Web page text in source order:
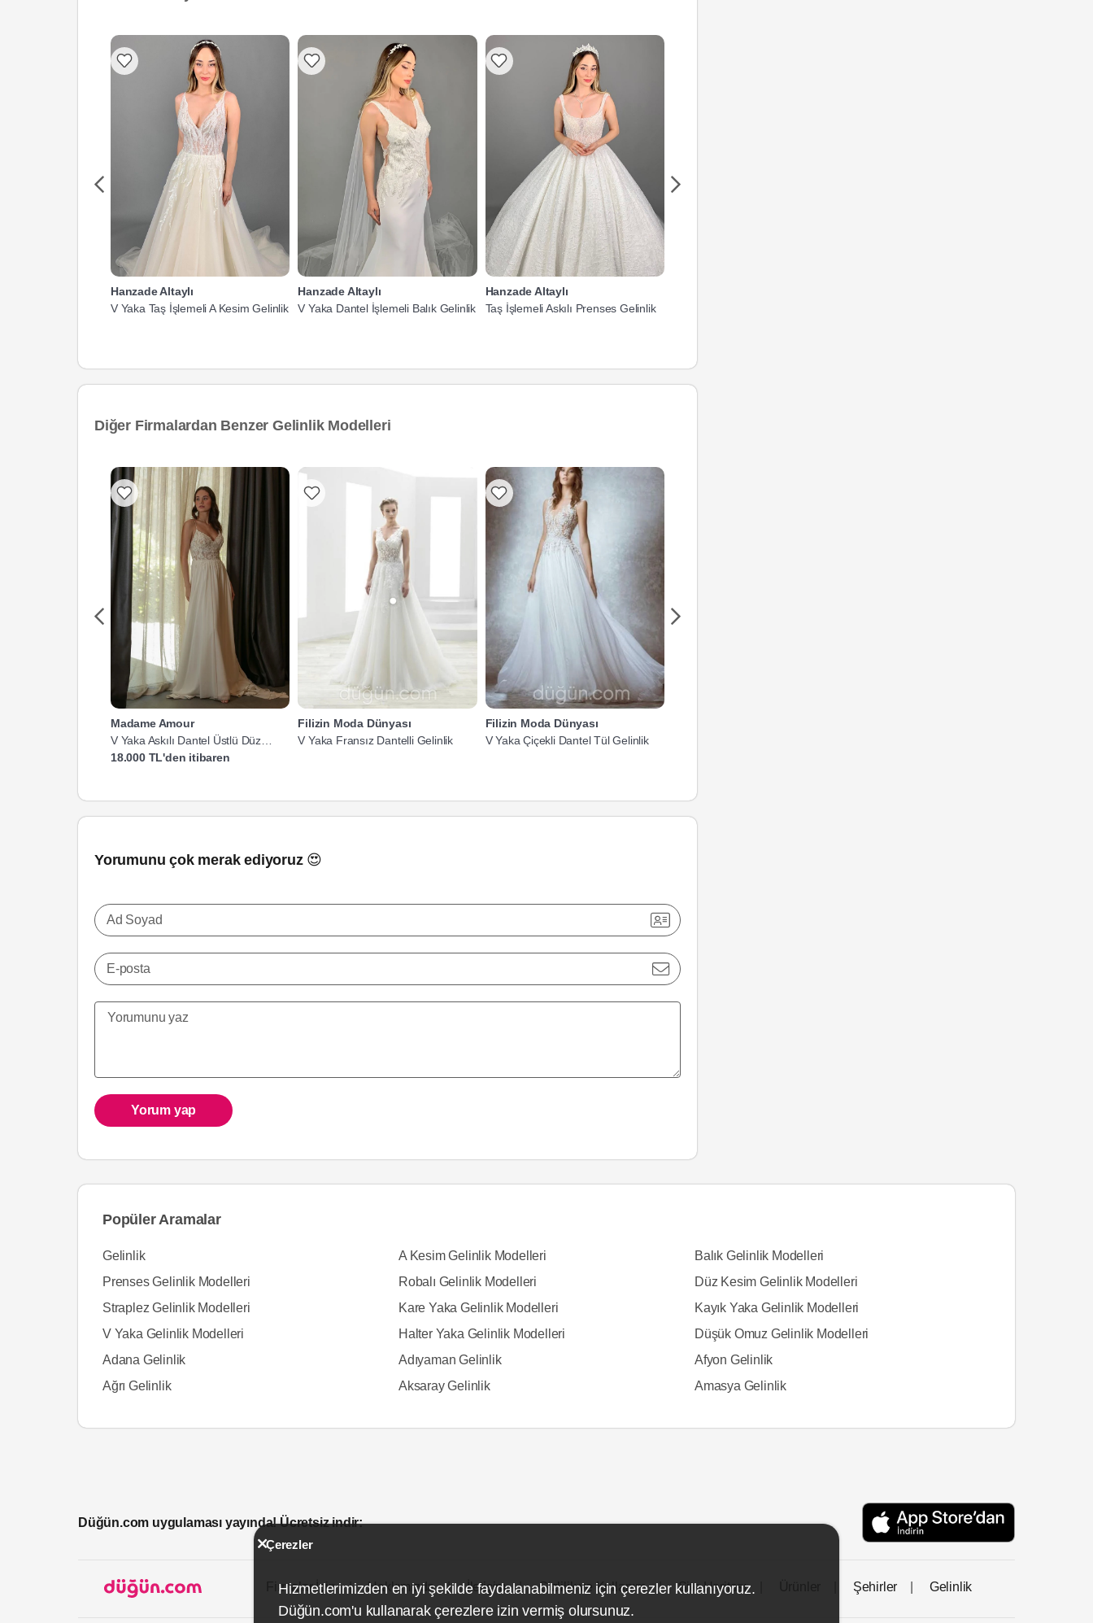
Hanzade Altaylı
V Yaka Taş İşlemeli A Kesim Gelinlik
Hanzade Altaylı
V Yaka Dantel İşlemeli Balık Gelinlik
Hanzade Altaylı
Taş İşlemeli Askılı Prenses Gelinlik
Diğer Firmalardan Benzer Gelinlik Modelleri
Madame Amour
V Yaka Askılı Dantel Üstlü Düz
Kesim Gelinlik
18.000 TL'den itibaren
Filizin Moda Dünyası
V Yaka Fransız Dantelli Gelinlik
Filizin Moda Dünyası
V Yaka Çiçekli Dantel Tül Gelinlik
Yorumunu çok merak ediyoruz 😍
Ad Soyad
E-posta
Yorum yap
Popüler Aramalar
Gelinlik A Kesim Gelinlik Modelleri
Balık Gelinlik Modelleri
Prenses Gelinlik Modelleri
Robalı Gelinlik Modelleri
Düz Kesim Gelinlik Modelleri
Straplez Gelinlik Modelleri
Kare Yaka Gelinlik Modelleri
Kayık Yaka Gelinlik Modelleri
V Yaka Gelinlik Modelleri
Halter Yaka Gelinlik Modelleri
Düşük Omuz Gelinlik Modelleri
Adana Gelinlik
Adıyaman Gelinlik
Afyon Gelinlik
Ağrı Gelinlik
Aksaray Gelinlik Amasya Gelinlik
Düğün.com uygulaması yayında! Ücretsiz indir:
Firmalar İçin Hakkımızda İletişim Gizlilik ve Kullanım Site Haritası Şehirler Gelinlik
Çerezler
Hizmetlerimizden en iyi şekilde faydalanabilmeniz için çerezler kullanıyoruz.
Düğün.com'u kullanarak çerezlere izin vermiş olursunuz.